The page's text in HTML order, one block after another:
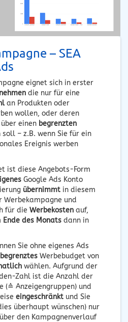
– SEA
eignet sich in erster
die nur für eine
an Produkten oder
wollen, oder deren
einen begrenzten
– z.B. wenn Sie für ein
Ereignis werben
ist diese Angebots-Form
Google Ads Konto
übernimmt in diesem
Werbekampagne und
für die Werbekosten auf,
Ende des Monats dann in
Sie ohne eigenes Ads
begrenztes Werbebudget von
wählen. Aufgrund der
Zahl ist die Anzahl der
(≙ Anzeigengruppen) und
eingeschränkt und Sie
überhaupt wünschen) nur
über den Kampagnenverlauf